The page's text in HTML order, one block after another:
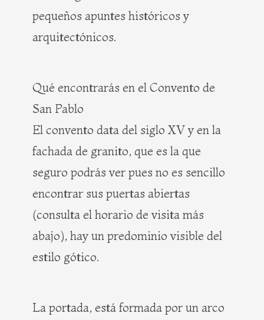
pequeños apuntes históricos y
arquitectónicos.
Qué encontrarás en el Convento de
San Pablo
El convento data del siglo XV y en la
fachada de granito, que es la que
seguro podrás ver pues no es sencillo
encontrar sus puertas abiertas
(consulta el horario de visita más
abajo), hay un predominio visible del
estilo gótico.
La portada, está formada por un arco